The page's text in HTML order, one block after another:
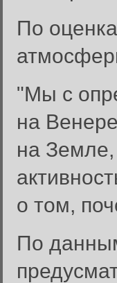
По
"Мы с
на
на Земле,
о том,
По